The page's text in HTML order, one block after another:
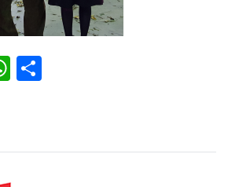
WhatsApp